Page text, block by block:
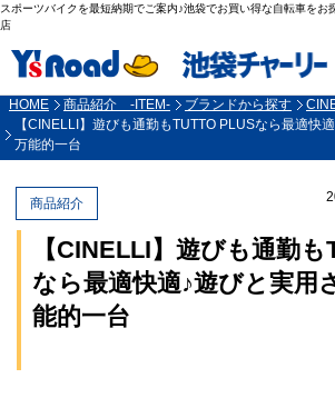
スポーツバイクを最短納期でご案内♪池袋でお買い得な自転車をお
店
HOME 商品紹介 -ITEM- ブランドから探す
【CINELLI】遊びも通勤もTUTTO PLUSなら最適快
万能的一台
商品紹介
【CINELLI】遊びも通勤
なら最適快適♪遊びと実用
能的一台